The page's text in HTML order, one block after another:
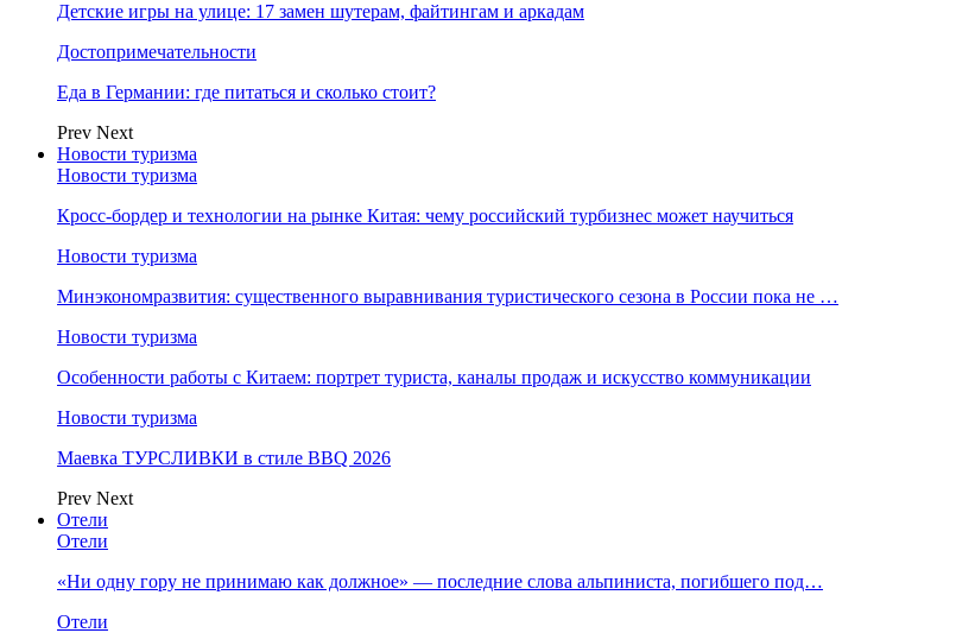
Детские игры на улице: 17 замен шутерам, файтингам и аркадам
Достопримечательности
Еда в Германии: где питаться и сколько стоит?
Prev Next
Новости туризма
Новости туризма
Кросс-бордер и технологии на рынке Китая: чему российский турбизнес может научиться
Новости туризма
Минэкономразвития: существенного выравнивания туристического сезона в России пока не …
Новости туризма
Особенности работы с Китаем: портрет туриста, каналы продаж и искусство коммуникации
Новости туризма
Маевка ТУРСЛИВКИ в стиле BBQ 2026
Prev Next
Отели
Отели
«Ни одну гору не принимаю как должное» — последние слова альпиниста, погибшего под…
Отели